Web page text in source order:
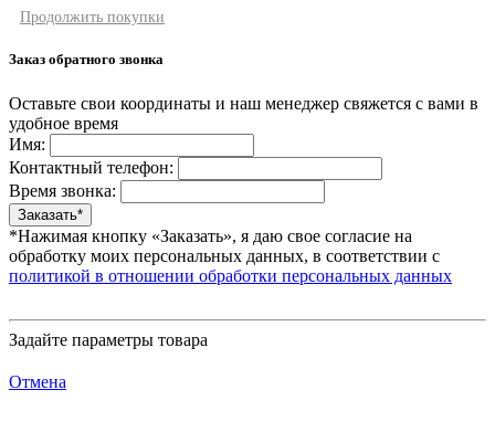
Продолжить покупки
Заказ обратного звонка
Оставьте свои координаты и наш менеджер свяжется с вами в
удобное время
Имя:
Контактный телефон:
Время звонка:
*Нажимая кнопку «Заказать», я даю свое согласие на
обработку моих персональных данных, в соответствии с
политикой в отношении обработки персональных данных
Задайте параметры товара
Отмена